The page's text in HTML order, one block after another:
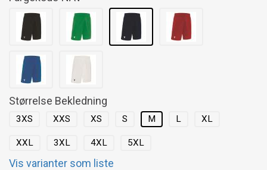
Størrelse Bekledning
3XS XXS XS S M L XL
XXL 3XL 4XL 5XL
Vis varianter som liste